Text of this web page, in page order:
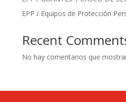
EPP / Equipos de Protección
Recent
No hay comentarios que